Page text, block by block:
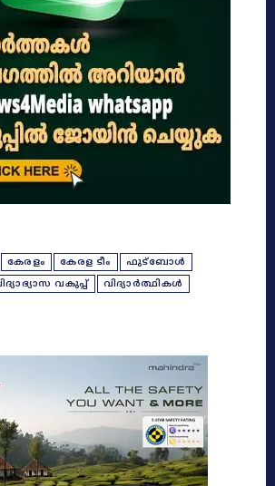
കേരളം കേരള ടീം
ഫുട്ബോൾ
വകുപ്പ്
വിദ്യാർത്ഥികൾ